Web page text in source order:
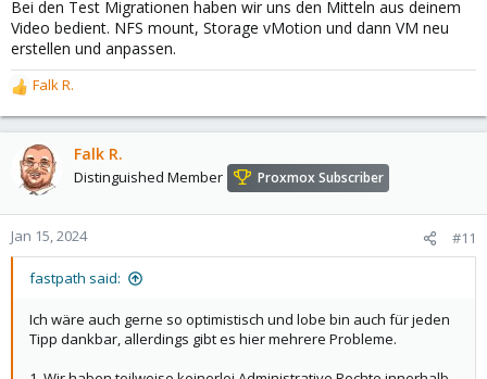
Bei den Test Migrationen haben wir uns den Mitteln aus deinem
Video bedient. NFS mount, Storage vMotion und dann VM neu
erstellen und anpassen.
R
e
a
o
n
s
Falk R.
Falk R.
Distinguished Member Proxmox Subscriber
Jan 15, 2024 #11
fastpath said:
Ich wäre auch gerne so optimistisch und lobe bin auch für jeden
Tipp dankbar, allerdings gibt es hier mehrere Probleme.